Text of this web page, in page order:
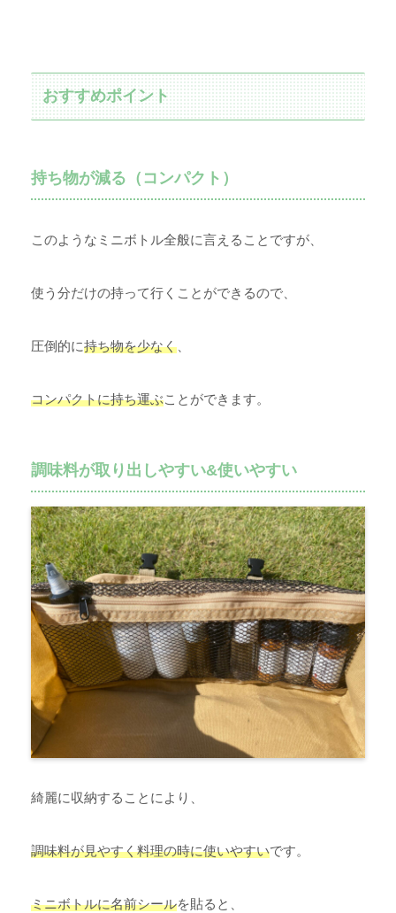
おすすめポイント
持ち物が減る（コンパクト）
このようなミニボトル全般に言えることですが、
使う分だけの持って行くことができるので、
圧倒的に持ち物を少なく
コンパクトに持ち運ぶことができます。
調味料が取り出しやすい&使いやすい
綺麗に収納することにより、
調味料が見やすく料理の時に使いやすいです。
ミニボトルに名前シールを貼ると、